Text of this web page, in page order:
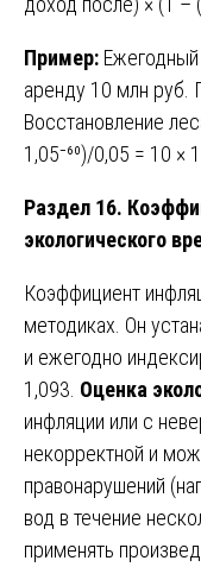
Пример: Ежегодный
аренду 10 млн руб.
Восстановление
1,05⁻⁶⁰)/0,05 = 10 ×
Раздел 16.
экологического
Коэффициент
методиках. Он
и ежегодно
1,093. Оценка
инфляции или с
некорректной и
правонарушений
вод в течение
применять